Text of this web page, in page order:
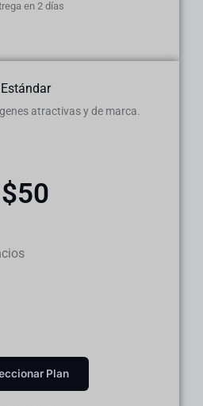
en 2 días
Estándar
atractivas y de marca.
$50
Plan